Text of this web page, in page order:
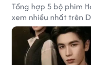
Tổng hợp 5 bộ phim
xem nhiều nhất trên